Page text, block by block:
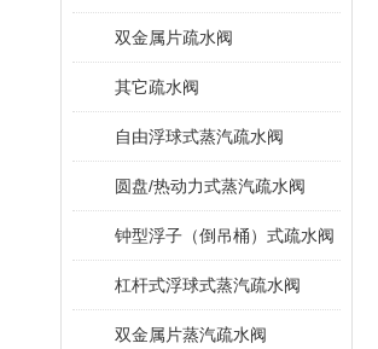
双金属片疏水阀
其它疏水阀
自由浮球式蒸汽疏水阀
圆盘/热动力式蒸汽疏水阀
钟型浮子（倒吊桶）式疏水阀
杠杆式浮球式蒸汽疏水阀
双金属片蒸汽疏水阀